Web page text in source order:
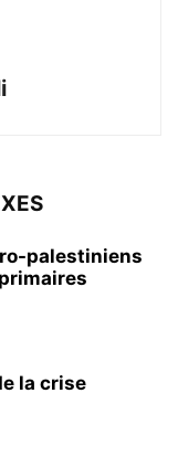
palestiniens
la crise